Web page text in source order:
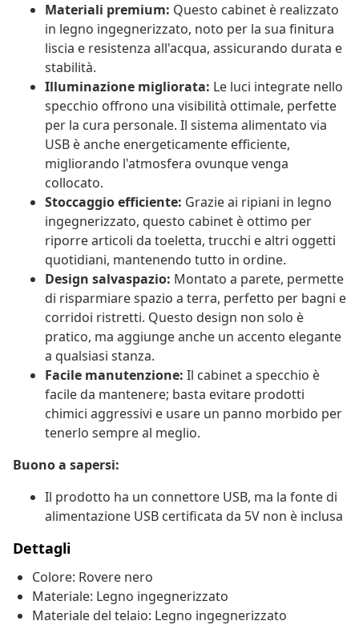
Materiali premium: Questo cabinet è realizzato
in legno ingegnerizzato, noto per la sua finitura
liscia e resistenza all'acqua, assicurando durata e
stabilità.
Illuminazione migliorata: Le luci integrate nello
specchio offrono una visibilità ottimale, perfette
per la cura personale. Il sistema alimentato via
USB è anche energeticamente efficiente,
migliorando l'atmosfera ovunque venga
collocato.
Stoccaggio efficiente: Grazie ai ripiani in legno
ingegnerizzato, questo cabinet è ottimo per
riporre articoli da toeletta, trucchi e altri oggetti
quotidiani, mantenendo tutto in ordine.
Design salvaspazio: Montato a parete, permette
di risparmiare spazio a terra, perfetto per bagni e
corridoi ristretti. Questo design non solo è
pratico, ma aggiunge anche un accento elegante
a qualsiasi stanza.
Facile manutenzione: Il cabinet a specchio è
facile da mantenere; basta evitare prodotti
chimici aggressivi e usare un panno morbido per
tenerlo sempre al meglio.
Buono a sapersi:
Il prodotto ha un connettore USB, ma la fonte di
alimentazione USB certificata da 5V non è inclusa
Dettagli
Colore: Rovere nero
Materiale: Legno ingegnerizzato
Materiale del telaio: Legno ingegnerizzato